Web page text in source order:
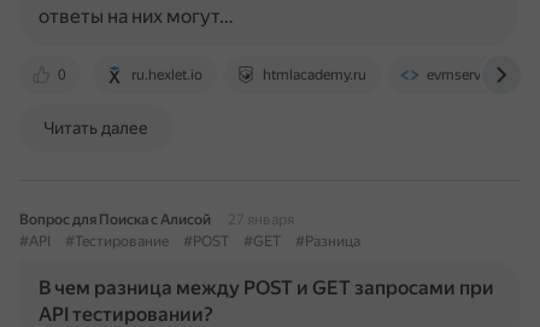
0 ru.hexlet.io htmlacademy.ru evmservice.ru
ответы на них могут…
Читать далее
Вопрос для Поиска с Алисой
27 января
#API
#Тестирование #POST #GET #Разница
В чем разница между POST и GET запросами при
API тестировании?